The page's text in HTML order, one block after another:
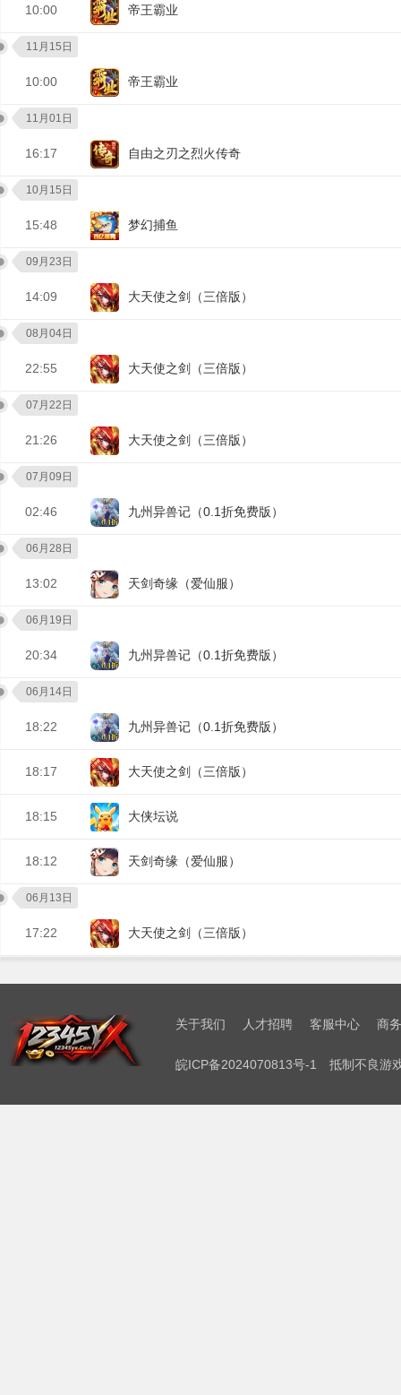
10:00 帝王霸业
11月15日
10:00 帝王霸业
11月01日
16:17 自由之刃之烈火传奇
10月15日
15:48 梦幻捕鱼
09月23日
14:09 大天使之剑（三倍版）
08月04日
22:55 大天使之剑（三倍版）
07月22日
21:26 大天使之剑（三倍版）
07月09日
02:46 九州异兽记（0.1折免费版）
06月28日
13:02 天剑奇缘（爱仙服）
06月19日
20:34 九州异兽记（0.1折免费版）
06月14日
18:22 九州异兽记（0.1折免费版）
18:17 大天使之剑（三倍版）
18:15 大侠坛说
18:12 天剑奇缘（爱仙服）
06月13日
17:22 大天使之剑（三倍版）
关于我们 人才招聘 客服中心 商
皖ICP备2024070813号-1 抵制不良游